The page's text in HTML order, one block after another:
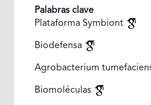
Palabras clave
Plataforma Symbiont
Biodefensa
Agrobacterium
Biomoléculas